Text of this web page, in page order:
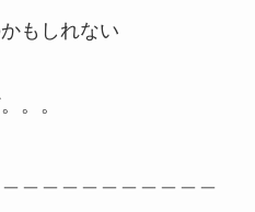
もしれない
。。